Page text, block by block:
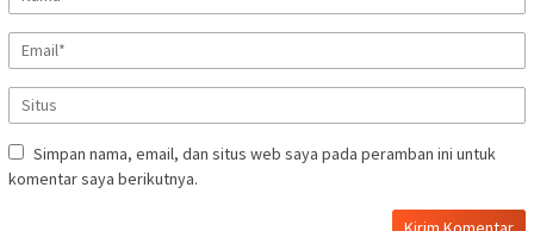
Simpan nama, email, dan situs web saya pada peramban ini untuk
komentar saya berikutnya.